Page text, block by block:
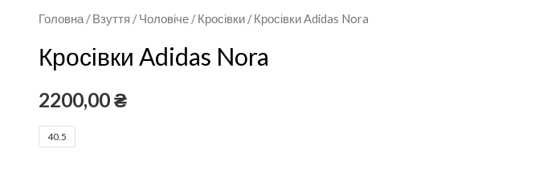
Головна /Взуття /Чоловіче /Кросівки / Кросівки Adidas Nora
Кросівки Adidas Nora
2200,00₴
40.5